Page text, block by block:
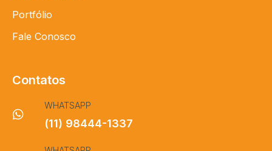
Portfólio
Fale Conosco
Contatos
WHATSAPP
(11) 98444-1337